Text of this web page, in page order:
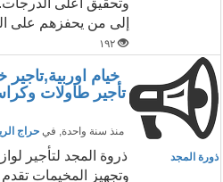
وتحقيق أعلى
إلى من يحفزهم على
١٩٢
خيام
تأجير طاولات
منذ سنة واحدة, في حراج
ذورة المجد
ذروة المجد لتأجير
وتجهيز المخيمات تقدم